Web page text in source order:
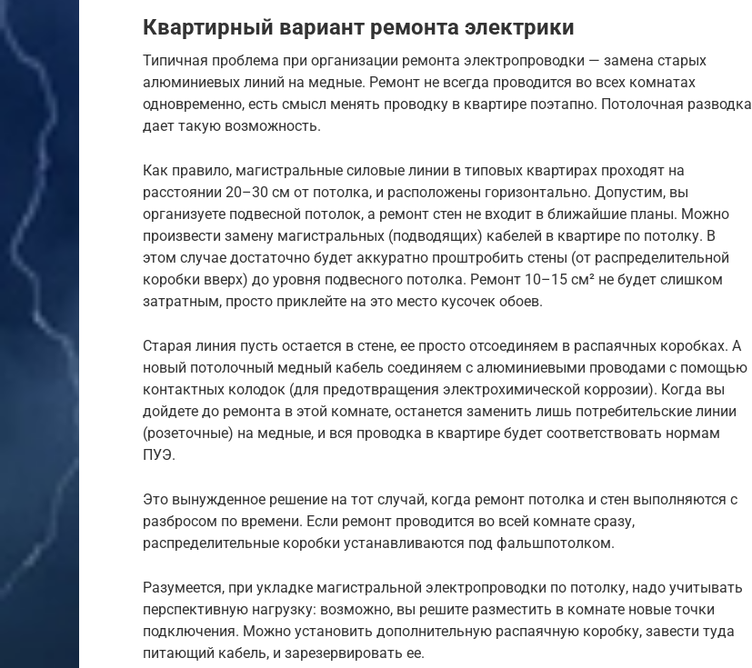
Квартирный вариант ремонта электрики
Типичная проблема при организации ремонта электропроводки — замена старых
алюминиевых линий на медные. Ремонт не всегда проводится во всех комнатах
одновременно, есть смысл менять проводку в квартире поэтапно. Потолочная разводка
дает такую возможность.
Как правило, магистральные силовые линии в типовых квартирах проходят на
расстоянии 20–30 см от потолка, и расположены горизонтально. Допустим, вы
организуете подвесной потолок, а ремонт стен не входит в ближайшие планы. Можно
произвести замену магистральных (подводящих) кабелей в квартире по потолку. В
этом случае достаточно будет аккуратно проштробить стены (от распределительной
коробки вверх) до уровня подвесного потолка. Ремонт 10–15 см² не будет слишком
затратным, просто приклейте на это место кусочек обоев.
Старая линия пусть остается в стене, ее просто отсоединяем в распаячных коробках. А
новый потолочный медный кабель соединяем с алюминиевыми проводами с помощью
контактных колодок (для предотвращения электрохимической коррозии). Когда вы
дойдете до ремонта в этой комнате, останется заменить лишь потребительские линии
(розеточные) на медные, и вся проводка в квартире будет соответствовать нормам
ПУЭ.
Это вынужденное решение на тот случай, когда ремонт потолка и стен выполняются с
разбросом по времени. Если ремонт проводится во всей комнате сразу,
распределительные коробки устанавливаются под фальшпотолком.
Разумеется, при укладке магистральной электропроводки по потолку, надо учитывать
перспективную нагрузку: возможно, вы решите разместить в комнате новые точки
подключения. Можно установить дополнительную распаячную коробку, завести туда
питающий кабель, и зарезервировать ее.